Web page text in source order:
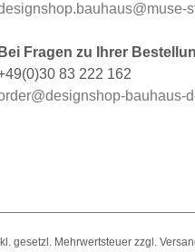
Bei Fragen zu Ihrer
83 222 162
bauhaus-
gesetzl. Mehrwertsteuer zzgl.